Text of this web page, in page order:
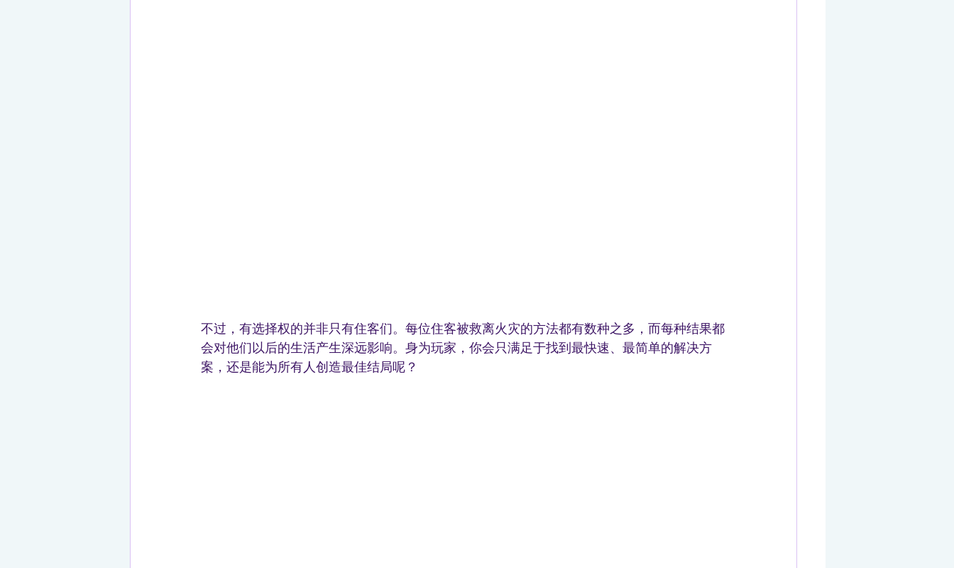
不过，有选择权的并非只有住客们。每位住客被救离火灾的方法都有数种之多，而每种结果都
会对他们以后的生活产生深远影响。身为玩家，你会只满足于找到最快速、最简单的解决方
案，还是能为所有人创造最佳结局呢？